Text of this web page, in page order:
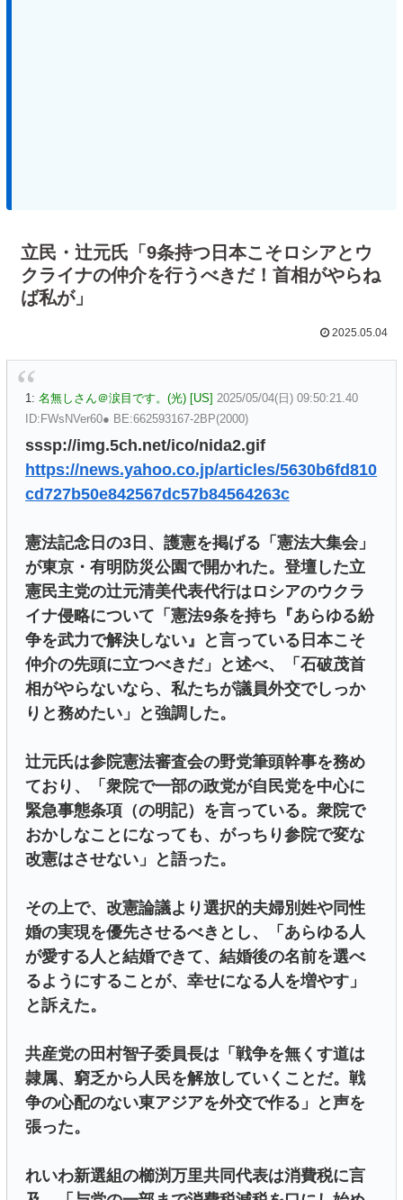
立民・辻元氏「9条持つ日本こそロシアとウ
クライナの仲介を行うべきだ！首相がやらね
ば私が」
2025.05.04
1: 名無しさん＠涙目です。(光) [US] 2025/05/04(日) 09:50:21.40
ID:FWsNVer60● BE:662593167-2BP(2000)
sssp://img.5ch.net/ico/nida2.gif
https://news.yahoo.co.jp/articles/5630b6fd810
cd727b50e842567dc57b84564263c
憲法記念日の3日、護憲を掲げる「憲法大集会」
が東京・有明防災公園で開かれた。登壇した立
憲民主党の辻元清美代表代行はロシアのウクラ
イナ侵略について「憲法9条を持ち『あらゆる紛
争を武力で解決しない』と言っている日本こそ
仲介の先頭に立つべきだ」と述べ、「石破茂首
相がやらないなら、私たちが議員外交でしっか
りと務めたい」と強調した。
辻元氏は参院憲法審査会の野党筆頭幹事を務め
ており、「衆院で一部の政党が自民党を中心に
緊急事態条項（の明記）を言っている。衆院で
おかしなことになっても、がっちり参院で変な
改憲はさせない」と語った。
その上で、改憲論議より選択的夫婦別姓や同性
婚の実現を優先させるべきとし、「あらゆる人
が愛する人と結婚できて、結婚後の名前を選べ
るようにすることが、幸せになる人を増やす」
と訴えた。
共産党の田村智子委員長は「戦争を無くす道は
隷属、窮乏から人民を解放していくことだ。戦
争の心配のない東アジアを外交で作る」と声を
張った。
れいわ新選組の櫛渕万里共同代表は消費税に言